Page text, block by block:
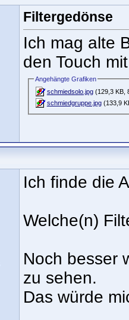
Filtergedönse
Ich mag alte
den Touch
Angehängte Grafiken
schmiedsolo.jpg(129,3 KB,
schmiedgruppe.jpg(133,9
Ich finde die
Welche(n)
Noch besser
zu sehen.
Das würde